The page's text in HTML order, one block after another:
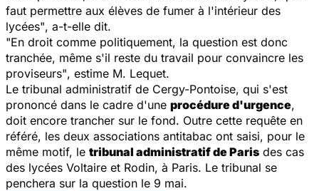
faut permettre aux élèves de fumer à l'intérieur des
lycées", a-t-elle dit.
"En droit comme politiquement, la question est donc
tranchée, même s'il reste du travail pour convaincre les
proviseurs", estime M. Lequet.
Le tribunal administratif de Cergy-Pontoise, qui s'est
prononcé dans le cadre d'une procédure d'urgence,
doit encore trancher sur le fond. Outre cette requête en
référé, les deux associations antitabac ont saisi, pour le
même motif, le tribunal administratif de Paris des cas
des lycées Voltaire et Rodin, à Paris. Le tribunal se
penchera sur la question le 9 mai.